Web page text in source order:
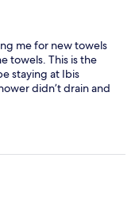
me for new towels
towels. This is the
staying at Ibis
didn’t drain and